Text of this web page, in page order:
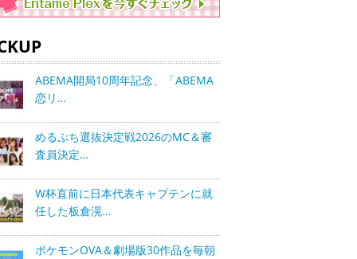
ABEMA開局10周年記念、「ABEMA
恋リ…
めるぷち選抜決定戦2026のMC＆審
査員決定…
W杯直前に日本代表キャプテンに就
任した板倉滉…
ポケモンOVA＆劇場版30作品を毎朝